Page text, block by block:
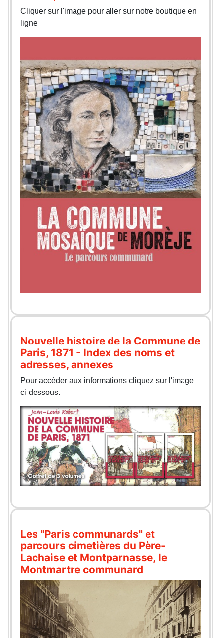
Cliquer sur l'image pour aller sur notre boutique en
ligne
Nouvelle histoire de la Commune de
Paris, 1871 - Index des noms et
adresses, annexes
Pour accéder aux informations cliquez sur l'image
ci-dessous.
Les "Paris communards" et
parcours cimetières du Père-
Lachaise et Montparnasse, le
Montmartre communard